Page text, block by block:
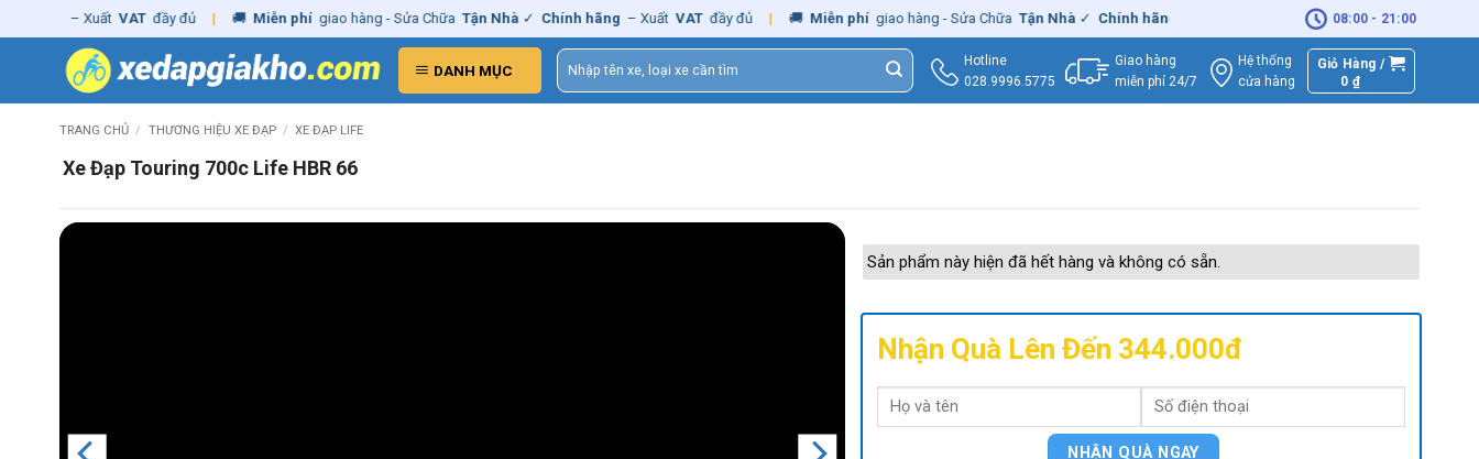
to
– Xuất VAT đầy đủ | 🚚 Miễn phí giao hàng - Sửa Chữa Tận Nhà ✓ Chính hãng – Xuất VAT đầy đủ | 🚚 Miễn phí giao hàng - Sửa Chữa Tận Nhà ✓ Chính hãng – Xuất 🚚 Miễn phí giao hàng -
08:00 - 21:00
DANH MỤC
Tìm
kiếm:
Hotline
028.9996.5775
Giao hàng
miễn phí 24/7
Hệ thống
cửa hàng
Giỏ Hàng /
0₫
TRANG CHỦ / THƯƠNG HIỆU XE ĐẠP / XE ĐẠP LIFE
Xe Đạp Touring 700c Life HBR 66
Sản phẩm này hiện đã hết hàng và không có sẵn.
Nhận Quà Lên Đến 344.000đ